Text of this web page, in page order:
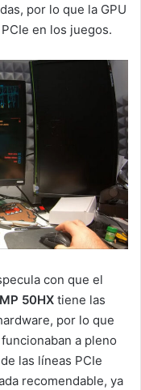
por lo que la GPU
en los juegos.
con que el
50HX tiene las
por lo que
a pleno
las líneas PCIe
recomendable, ya